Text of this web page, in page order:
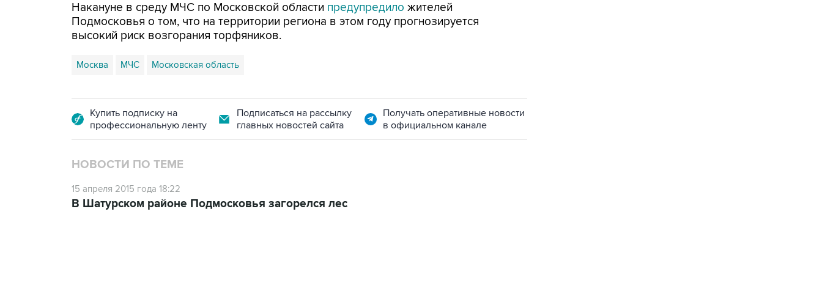
Накануне в среду МЧС по Московской области предупредило жителей
Подмосковья о том, что на территории региона в этом году прогнозируется
высокий риск возгорания торфяников.
Москва МЧС Московская область
Купить подписку на
профессиональную ленту
Подписаться на рассылку
главных новостей сайта
Получать оперативные новости
в официальном канале
НОВОСТИ ПО ТЕМЕ
15 апреля 2015 года 18:22
В Шатурском районе Подмосковья загорелся лес